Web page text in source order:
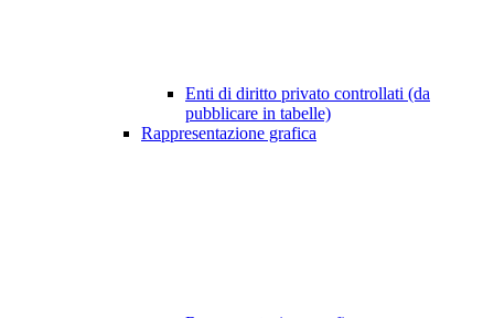
Enti di diritto privato controllati (da
pubblicare in tabelle)
Rappresentazione grafica